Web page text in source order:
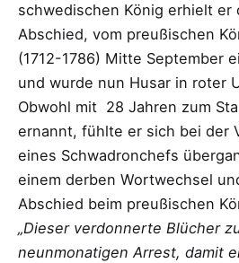
schwedischen König erhielt er
Abschied, vom preußischen
(1712-1786) Mitte September
und wurde nun Husar in roter
Obwohl mit 28 Jahren zum
ernannt, fühlte er sich bei der
eines Schwadronchefs
einem derben Wortwechsel
Abschied beim preußischen
„Dieser verdonnerte Blücher
neunmonatigen Arrest, damit